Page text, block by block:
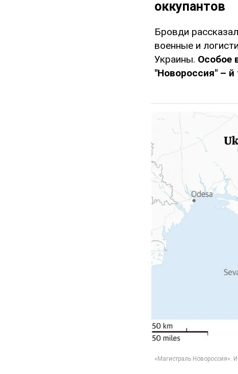
оккупантов
Бровди
военные и
Украины. Особое
"Новороссия" –